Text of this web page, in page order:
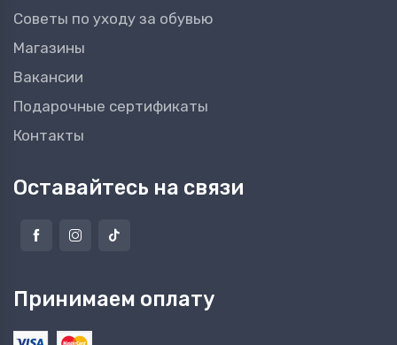
Советы по уходу за обувью
Магазины
Вакансии
Подарочные сертификаты
Контакты
Оставайтесь на связи
Принимаем оплату